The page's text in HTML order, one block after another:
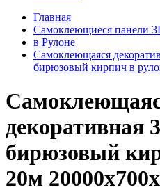
Главная
Самоклеющиеся панели
в Рулоне
Самоклеющаяся
бирюзовый кирпич в
декоративная
бирюзовый
20м